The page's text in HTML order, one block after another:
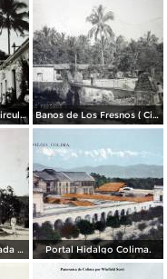
Calle Corregidora. ( Circulada el 6 de Febrero de 1940 ). Banos de Los Fresnos ( Circulada el 4 de Junio de 1918 ).
Jardin Juarez ( Circulada el 22 de Junio de 1922 ). Portal Hidalgo Colima.